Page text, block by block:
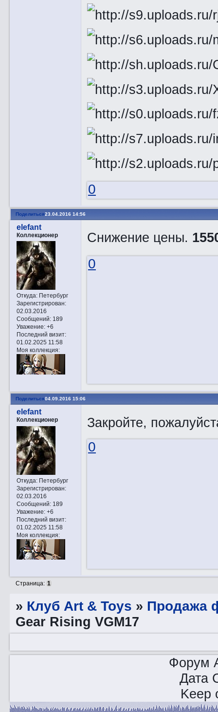
0
Поделиться23.04.2016 14:56
elefant
Коллекционер
Откуда:Петербург
Зарегистрирован:
02.03.2016
Сообщений:189
Уважение: +6
Последний визит:
01.02.2025 11:58
Моя коллекция:
Снижение цены.
0
Поделиться04.09.2016 15:06
elefant
Коллекционер
Откуда:Петербург
Зарегистрирован:
02.03.2016
Сообщений:189
Уважение: +6
Последний визит:
01.02.2025 11:58
Моя коллекция:
Закройте,
0
Страница: 1
» Клуб Art & Toys » Продажа
Gear Rising VGM17
Форум
Дата
Keep